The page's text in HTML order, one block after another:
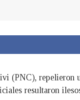
(PNC), repelieron
resultaron